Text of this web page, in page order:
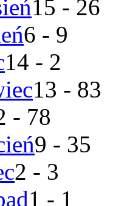
15 - 26
6 - 9
14 - 2
13 - 83
- 78
9 - 35
2 - 3
1 - 1